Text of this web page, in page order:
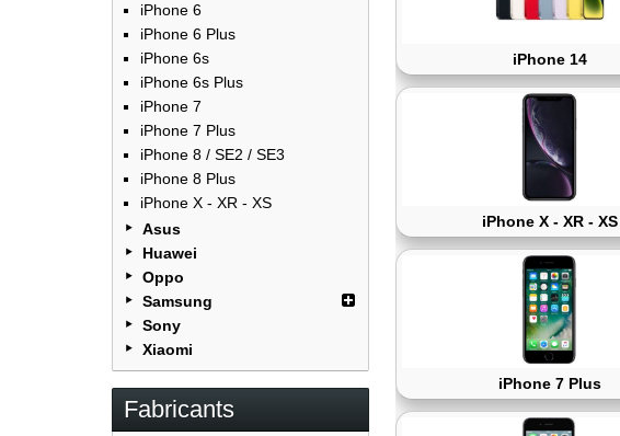
iPhone 6
iPhone 6 Plus
iPhone 6s
iPhone 6s Plus
iPhone 7
iPhone 7 Plus
iPhone 8 / SE2 / SE3
iPhone 8 Plus
iPhone X - XR - XS
Asus
Huawei
Oppo
Samsung
Sony
Xiaomi
Fabricants
iPhone 14
iPhone X - XR - XS
iPhone 7 Plus